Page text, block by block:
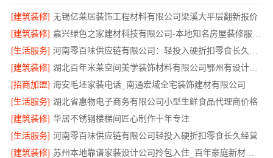
[建筑装修] 无锡亿莱居装饰工程材料有限公司梁溪大平层翻新报价
[建筑装修]
[生活服务]
[建筑装修]
湖北百年米莱空间美学装饰材料有限公司鄂州有设计感装修公司实景案例
[招商加盟] 海安毛坯家装电话_南通宏域全宅装饰建材有限公司
[生活服务] 湖北省惠物电子商务有限公司小型生鲜食品代理商价格
[建筑装修] 华居不锈钢楼梯间匠心制作十年专注
[生活服务] 河南零百味供应链有限公司轻投入硬折扣零食长久经营
[建筑装修]
苏州本地靠谱家装设计公司拎包入住_百年豪庭新材料有限公司